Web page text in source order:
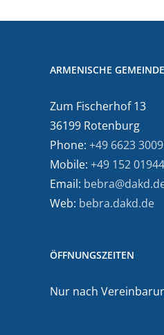
ARMENISCHE
Zum Fischerhof 13
36199 Rotenburg
Phone: +49 6623
Mobile: +49 152
Email:
Web: bebra.dakd.de
ÖFFNUNGSZEITEN
Nur nach